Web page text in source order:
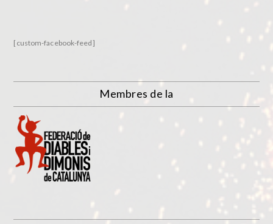
[custom-facebook-feed]
Membres de la